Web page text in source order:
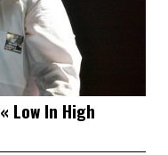
Low In High